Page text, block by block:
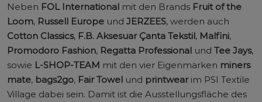
Neben FOL International mit den Brands Fruit of the
Loom, Russell Europe und JERZEES, werden auch
Cotton Classics, F.B. Aksesuar Çanta Tekstil, Malfini,
Promodoro Fashion, Regatta Professional und Tee Jays,
sowie L-SHOP-TEAM mit den vier Eigenmarken miners
mate, bags2go, Fair Towel und printwear im PSI Textile
Village dabei sein. Damit ist die Ausstellungsfläche des